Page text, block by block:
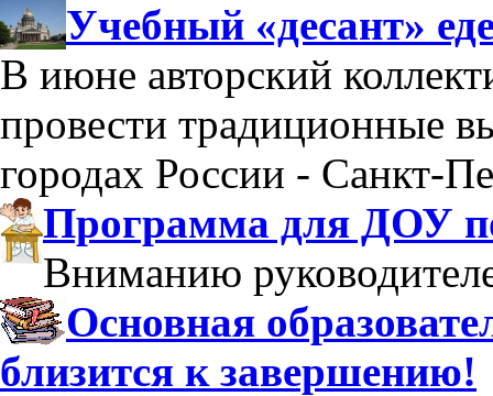
Учебный «десант»
В июне авторский
провести традиционные
городах России - Санкт-
Программа для ДОУ
Вниманию
Основная
близится к завершению!